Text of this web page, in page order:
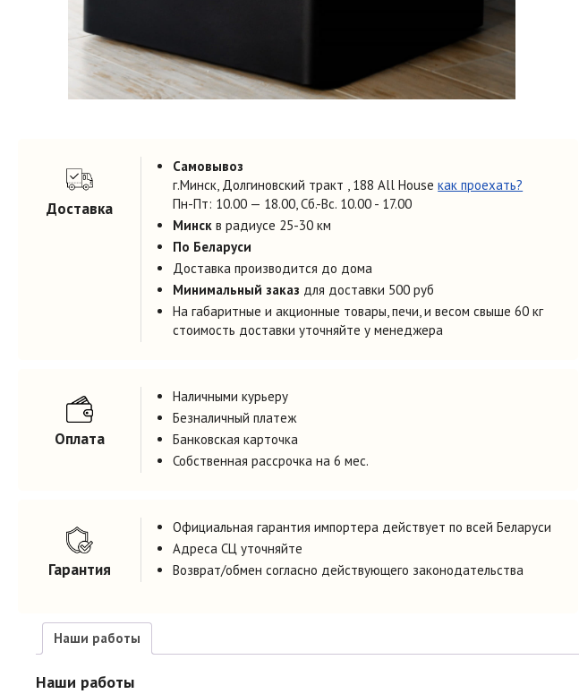
Доставка
Самовывоз
г.Минск, Долгиновский тракт , 188 All Houseкак проехать?
Пн-Пт: 10.00 — 18.00, Cб.-Вс. 10.00 - 17.00
Минск в радиусе 25-30 км
По Беларуси
Доставка производится до дома
Минимальный заказ для доставки 500 руб
На габаритные и акционные товары, печи, и весом свыше 60 кг
стоимость доставки уточняйте у менеджера
Оплата
Наличными курьеру
Безналичный платеж
Банковская карточка
Собственная рассрочка на 6 мес.
Гарантия
Официальная гарантия импортера действует по всей Беларуси
Адреса СЦ уточняйте
Возврат/обмен согласно действующего законодательства
Наши работы
Наши работы